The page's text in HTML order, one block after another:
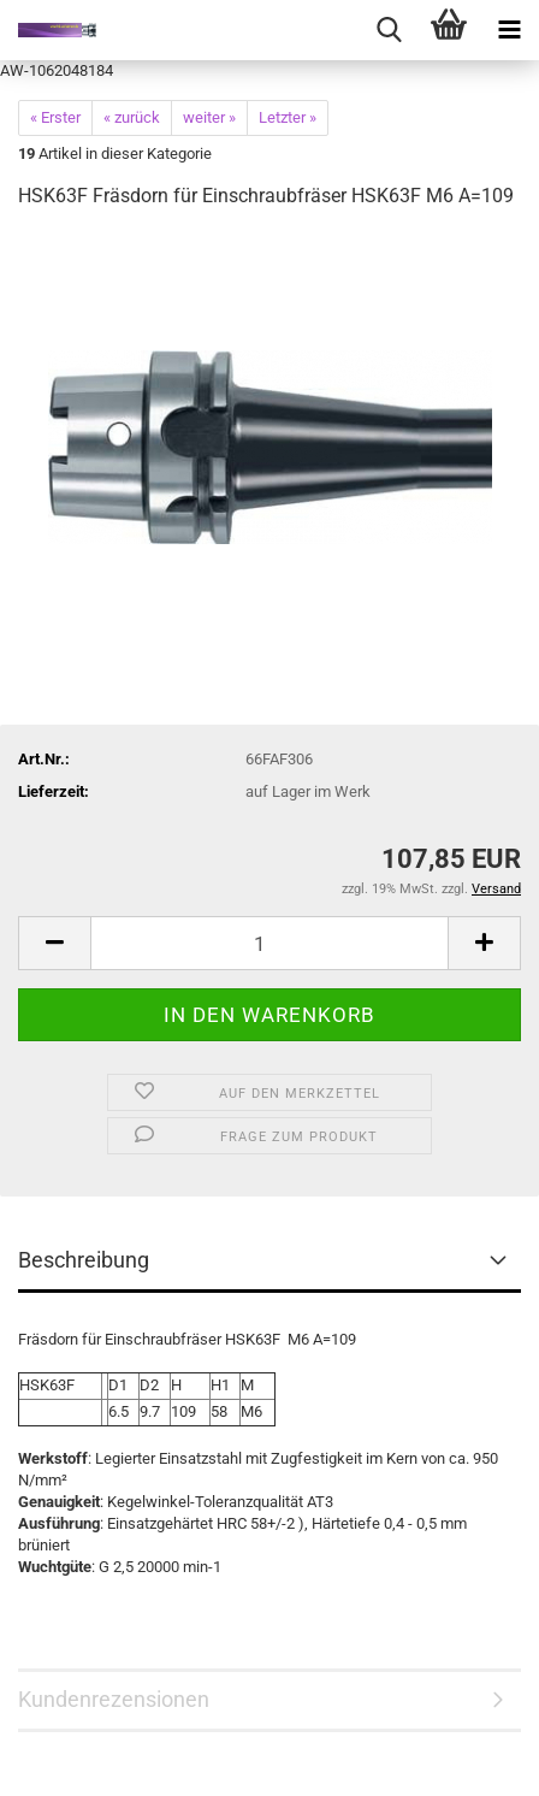
AW-1062048184
« Erster « zurück weiter »
Letzter »
19 Artikel in dieser Kategorie
HSK63F Fräsdorn für Einschraubfräser HSK63F M6 A=109
Art.Nr.:
66FAF306
Lieferzeit:
auf Lager im Werk
107,85 EUR
zzgl. 19% MwSt. zzgl. Versand
AUF DEN MERKZETTEL
FRAGE ZUM PRODUKT
Beschreibung
Fräsdorn für Einschraubfräser HSK63F M6 A=109
HSK63F D1 D2 H H1
M
6.5 9.7 109 58 M6
Werkstoff: Legierter Einsatzstahl mit Zugfestigkeit im Kern von ca. 950
N/mm²
Genauigkeit: Kegelwinkel-Toleranzqualität AT3
Ausführung: Einsatzgehärtet HRC 58+/-2 ), Härtetiefe 0,4 - 0,5 mm
brüniert
Wuchtgüte: G 2,5 20000 min-1
Kundenrezensionen